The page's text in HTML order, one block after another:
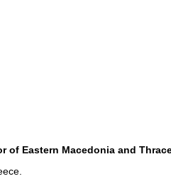
of Eastern Macedonia and